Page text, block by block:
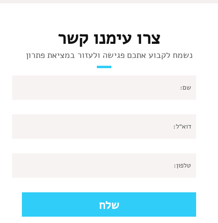
צרו עימנו קשר
נשמח לקבוע אתכם פגישה ולעזור במציאת פתרון